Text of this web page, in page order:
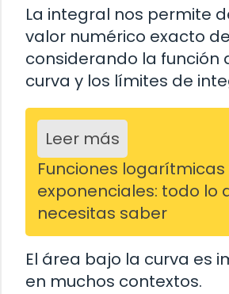
La integral nos permite
valor numérico exacto
considerando la función
curva y los límites de
Leer más
Funciones logarítmicas
exponenciales: todo lo
necesitas saber
El área bajo la curva es
en muchos contextos.